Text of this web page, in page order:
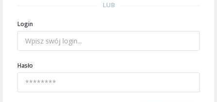
LUB
Login
Hasło